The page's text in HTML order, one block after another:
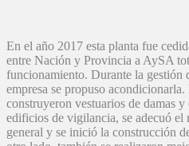
En el año 2017 esta planta fue
entre Nación y Provincia a AySA
funcionamiento. Durante la gestión
empresa se propuso
construyeron vestuarios de damas
edificios de vigilancia, se adecuó
general y se inició la construcción